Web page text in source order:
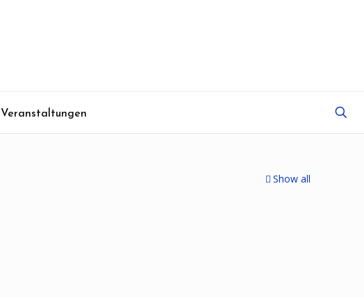
Veranstaltungen
Show all